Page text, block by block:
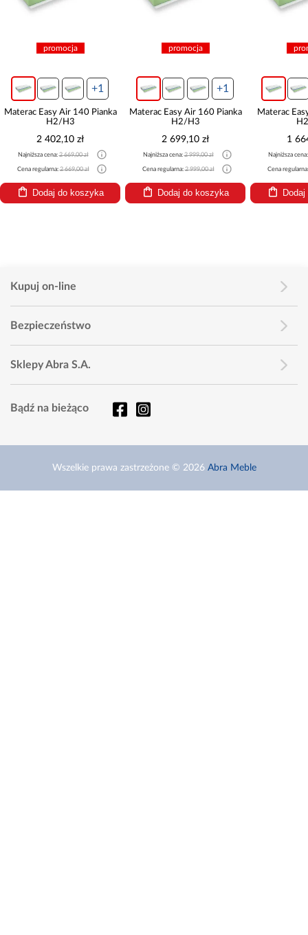
promocja
+1
Materac Easy Air 140 Pianka
H2/H3
2 402,10 zł
Najniższa cena:2 669,00 zł
Cena regularna:2 669,00 zł
Dodaj do koszyka
promocja
+1
Materac Easy Air 160 Pianka
H2/H3
2 699,10 zł
Najniższa cena:2 999,00 zł
Cena regularna:2 999,00 zł
Dodaj do koszyka
Materac
1
Najniższa
Cena
Kupuj on-line
Bezpieczeństwo
Sklepy Abra S.A.
Bądź na bieżąco
Wszelkie prawa zastrzeżone © 2026 Abra Meble